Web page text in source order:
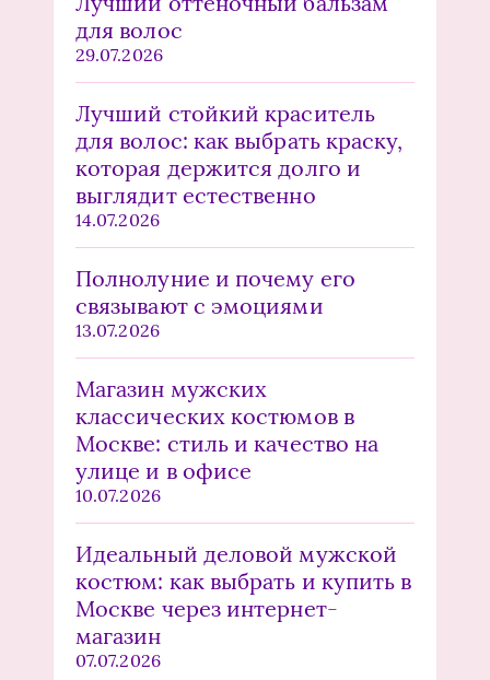
для волос
29.07.2026
Лучший стойкий краситель
для волос: как выбрать краску,
которая держится долго и
выглядит естественно
14.07.2026
Полнолуние и почему его
связывают с эмоциями
13.07.2026
Магазин мужских
классических костюмов в
Москве: стиль и качество на
улице и в офисе
10.07.2026
Идеальный деловой мужской
костюм: как выбрать и купить в
Москве через интернет-
магазин
07.07.2026